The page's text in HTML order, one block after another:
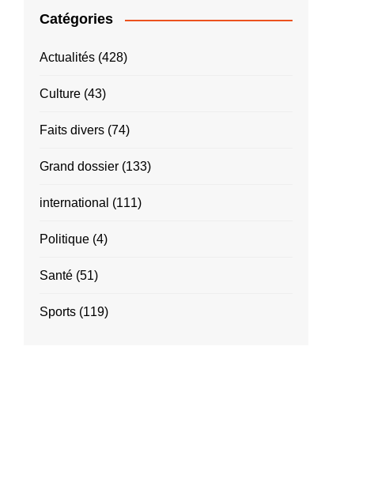
Catégories
Actualités (428)
Culture (43)
Faits divers (74)
Grand dossier (133)
international (111)
Politique (4)
Santé (51)
Sports (119)